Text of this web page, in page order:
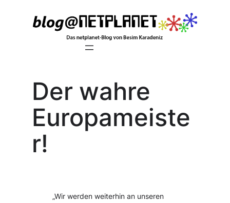
Der wahre
Europameiste
r!
„Wir werden weiterhin an unseren